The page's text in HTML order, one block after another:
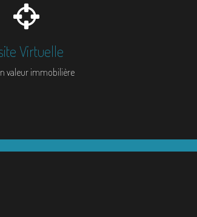
Virtuelle
valeur immobilière